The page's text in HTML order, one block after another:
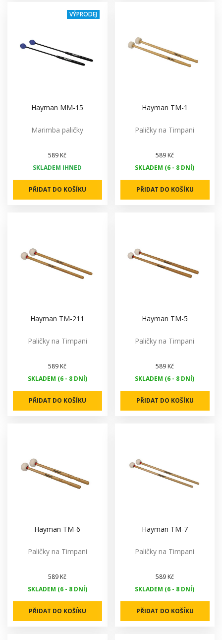
VÝPRODEJ
Hayman MM-15
Marimba paličky
589 Kč
SKLADEM IHNED
PŘIDAT DO KOŠÍKU
Hayman TM-1
Paličky na Timpani
589 Kč
SKLADEM (6 - 8 DNÍ)
PŘIDAT DO KOŠÍKU
Hayman TM-211
Paličky na Timpani
589 Kč
SKLADEM (6 - 8 DNÍ)
PŘIDAT DO KOŠÍKU
Hayman TM-5
Paličky na Timpani
589 Kč
SKLADEM (6 - 8 DNÍ)
PŘIDAT DO KOŠÍKU
Hayman TM-6
Paličky na Timpani
589 Kč
SKLADEM (6 - 8 DNÍ)
PŘIDAT DO KOŠÍKU
Hayman TM-7
Paličky na Timpani
589 Kč
SKLADEM (6 - 8 DNÍ)
PŘIDAT DO KOŠÍKU